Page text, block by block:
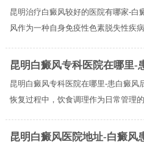
昆明治疗白癜风较好的医院有哪家-白
风作为一种自身免疫性色素脱失性疾
昆明白癜风专科医院在哪里-
昆明白癜风专科医院在哪里-患白癜风
恢复过程中，饮食调理作为日常管理
昆明白癜风医院地址-白癜风